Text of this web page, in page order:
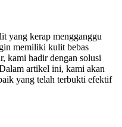
yang kerap mengganggu
memiliki kulit bebas
kami hadir dengan solusi
artikel ini, kami akan
yang telah terbukti efektif